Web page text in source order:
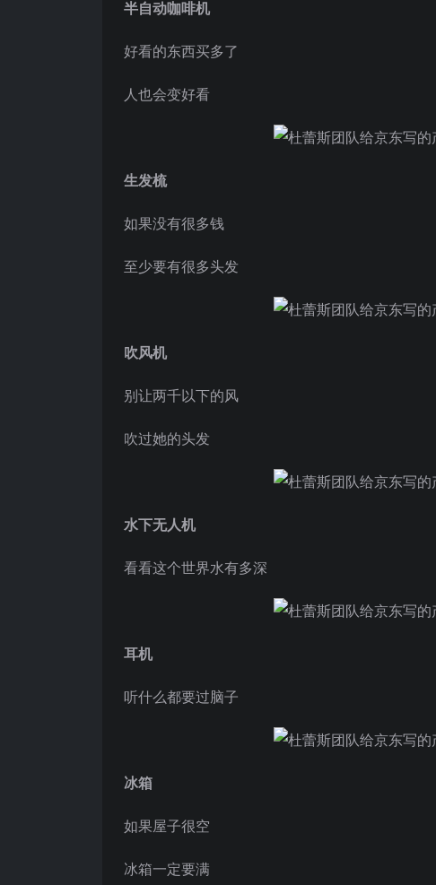
半自动咖啡机
好看的东西买多了
人也会变好看
生发梳
如果没有很多钱
至少要有很多头发
吹风机
别让两千以下的风
吹过她的头发
水下无人机
看看这个世界水有多深
耳机
听什么都要过脑子
冰箱
如果屋子很空
冰箱一定要满